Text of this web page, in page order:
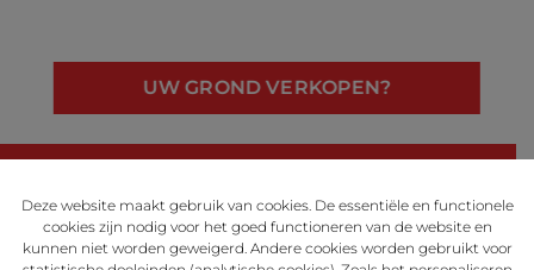
UW GROND VERKOPEN?
Deze website maakt gebruik van cookies. De essentiële en functionele
cookies zijn nodig voor het goed functioneren van de website en
kunnen niet worden geweigerd. Andere cookies worden gebruikt voor